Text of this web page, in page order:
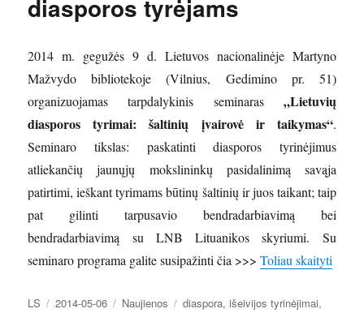
diasporos tyrėjams
2014 m. gegužės 9 d. Lietuvos nacionalinėje Martyno
Mažvydo bibliotekoje (Vilnius, Gedimino pr. 51)
organizuojamas tarpdalykinis seminaras „Lietuvių
diasporos tyrimai: šaltinių įvairovė ir taikymas“.
Seminaro tikslas: paskatinti diasporos tyrinėjimus
atliekančių jaunųjų mokslininkų pasidalinimą savąja
patirtimi, ieškant tyrimams būtinų šaltinių ir juos taikant; taip
pat gilinti tarpusavio bendradarbiavimą bei
bendradarbiavimą su LNB Lituanikos skyriumi. Su
seminaro programa galite susipažinti čia >>>Toliau skaityti
Autorius
LS Paskelbta
2014-05-06 Kategorijos
Naujienos Žymos
diaspora,išeivijos tyrinėjimai,